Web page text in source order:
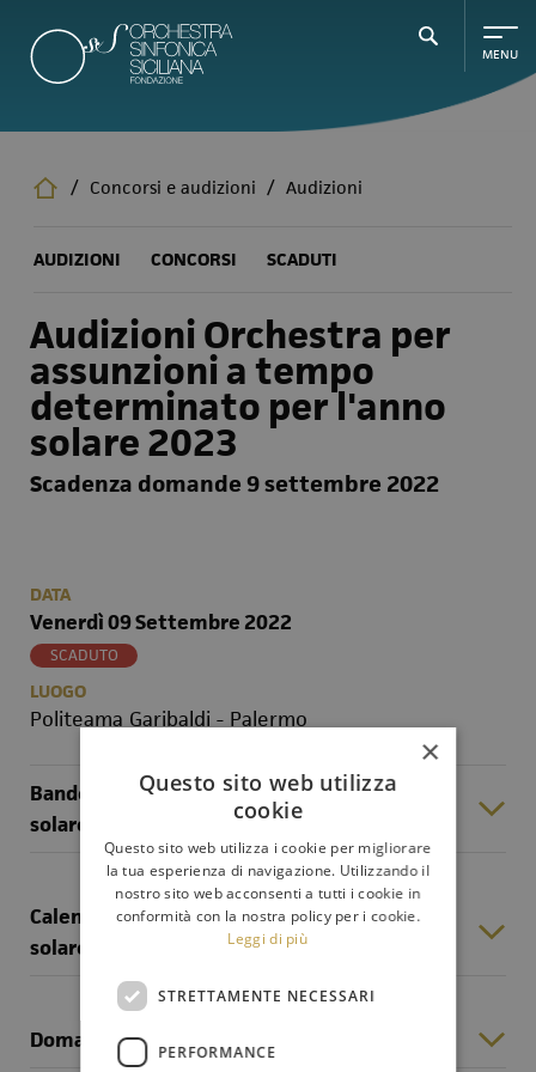
contenuto
principale
/ Concorsi e audizioni / Audizioni
AUDIZIONI CONCORSI SCADUTI
Audizioni Orchestra per
assunzioni a tempo
determinato per l'anno
solare 2023
Scadenza domande 9 settembre 2022
DATA
Venerdì 09 Settembre 2022
SCADUTO
LUOGO
Politeama Garibaldi - Palermo
Bando di audizioni Orchestra per l'anno
solare 2023
Calendario audizioni Orchestra per l'anno
solare 2023
Domanda di partecipazione
×
Questo sito web utilizza
cookie
Questo sito web utilizza i cookie per migliorare
la tua esperienza di navigazione. Utilizzando il
nostro sito web acconsenti a tutti i cookie in
conformità con la nostra policy per i cookie.
Leggi di più
STRETTAMENTE NECESSARI
PERFORMANCE